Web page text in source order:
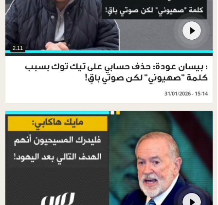
2.11
: بيسان عودة: حذف حسابي على تيك توك بسبب
كلمة "صهيوني" لكن صوتي باقٍ!
31/01/2026 - 15:14